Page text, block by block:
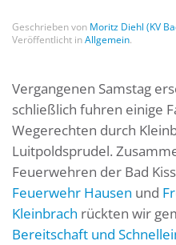
Geschrieben von Moritz Diehl (KV
Veröffentlicht inAllgemein.
Vergangenen Samstag
schließlich fuhren einige
Wegerechten durch
Luitpoldsprudel.
Feuerwehren der Bad
Feuerwehr Hausen und
Kleinbrach rückten wir
Bereitschaft und